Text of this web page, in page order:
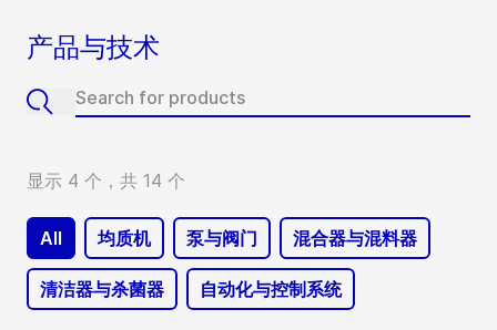
产品与技术
显示 4 个，共 14 个
All 均质机 泵与阀门 混合器与混料器
清洁器与杀菌器 自动化与控制系统